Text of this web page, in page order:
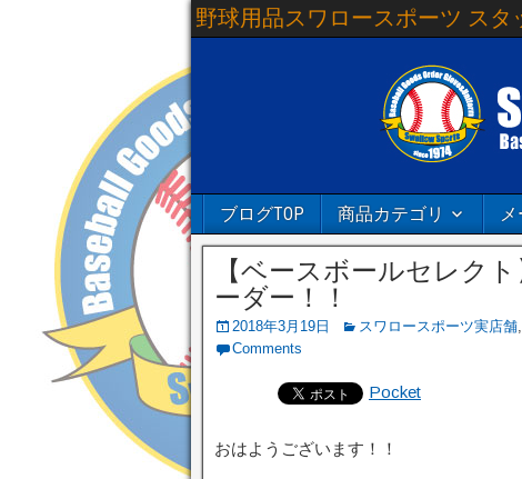
野球用品スワロースポーツ スタ
ブログTOP 商品カテゴリ
【ベースボールセレク
ーダー！！
2018年3月19日 スワロースポーツ実店舗,
Comments
Pocket
おはようございます！！